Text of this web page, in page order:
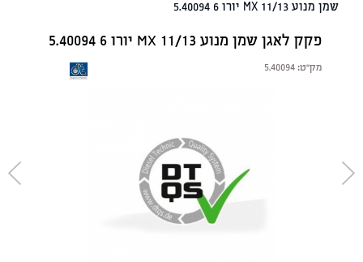
שמן מנוע MX 11/13 יורו 6 5.40094
פקק לאגן שמן מנוע MX 11/13 יורו 6 5.40094
מק"ט: 5.40094